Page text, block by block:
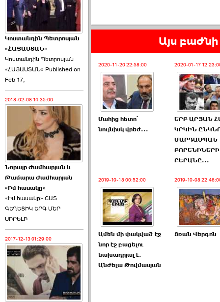
2026-06-09 07:11:00
Այս ընդդիմությունը
կվերցնի ›››
2026-06-09 00:41:00
Որպես ընդդիմադիր
ընտրող՝ ›››
Կոստանդին Պետրոսյան
«ՀԱՅԱՍՏԱՆ»
Կոստանդին Պետրոսյան
«ՀԱՅԱՍՏԱՆ» Published on
Feb 17,
2018-02-08 14:35:00
Նորայր Ժամհարյան և
Թամարա Ժամհարյան
«Իմ հասակը»
«Իմ հասակը» ՇԱՏ
ԳԵՂԵՑԻԿ ԵՐԳ ՄԵՐ
ՍԻՐԵԼԻ
2017-12-13 01:29:00
Այս բաժնի
2020-11-20 22:58:00
Մահից հետո՝
նույնիսկ վրեժ...
2020-01-17
ԵՐԲ ԱՐՅԱՆ
ԿՐԿԻՆ
ՄԱՐԴԱՍՊԱՆ
ԲՈՐԵՆԻՆԵՐԻ
ԲԵՐԱՆԸ...
2019-10-18 00:52:00
Ամեն մի փակված էջ
նոր էջ բացելու
նախադրյալ է.
Անժելա Թովմասյան
2019-10-08
Ցռան Վերգոն